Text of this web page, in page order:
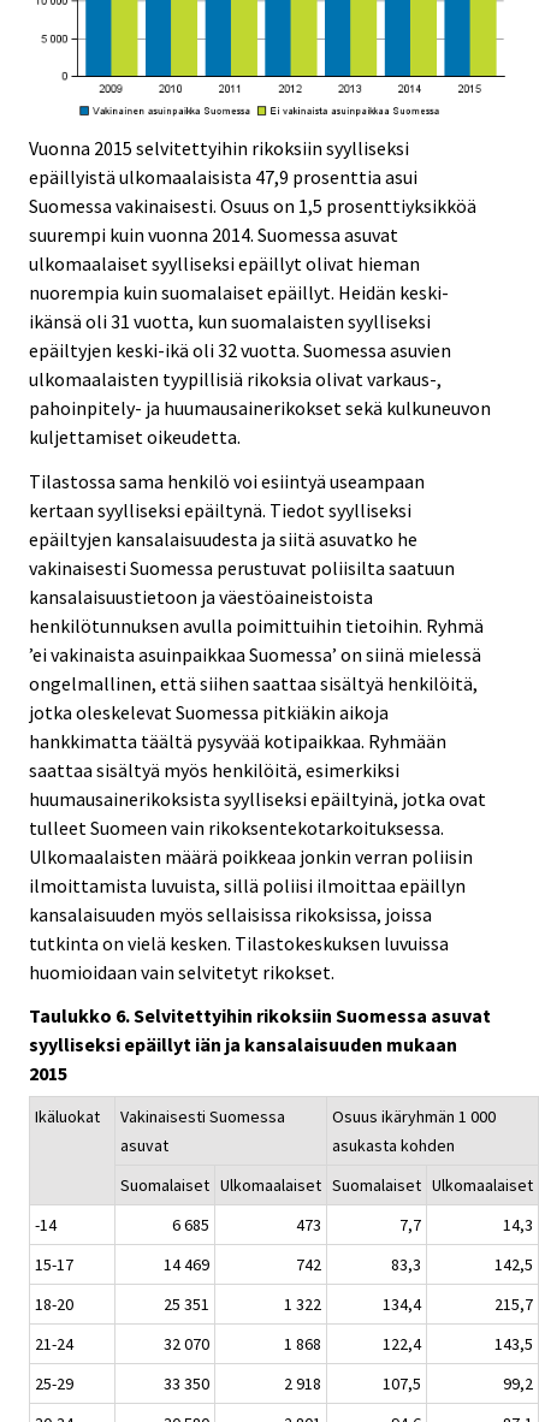
Vuonna 2015 selvitettyihin rikoksiin syylliseksi
epäillyistä ulkomaalaisista 47,9 prosenttia asui
Suomessa vakinaisesti. Osuus on 1,5 prosenttiyksikköä
suurempi kuin vuonna 2014. Suomessa asuvat
ulkomaalaiset syylliseksi epäillyt olivat hieman
nuorempia kuin suomalaiset epäillyt. Heidän keski-
ikänsä oli 31 vuotta, kun suomalaisten syylliseksi
epäiltyjen keski-ikä oli 32 vuotta. Suomessa asuvien
ulkomaalaisten tyypillisiä rikoksia olivat varkaus-,
pahoinpitely- ja huumausainerikokset sekä kulkuneuvon
kuljettamiset oikeudetta.
Tilastossa sama henkilö voi esiintyä useampaan
kertaan syylliseksi epäiltynä. Tiedot syylliseksi
epäiltyjen kansalaisuudesta ja siitä asuvatko he
vakinaisesti Suomessa perustuvat poliisilta saatuun
kansalaisuustietoon ja väestöaineistoista
henkilötunnuksen avulla poimittuihin tietoihin. Ryhmä
’ei vakinaista asuinpaikkaa Suomessa’ on siinä mielessä
ongelmallinen, että siihen saattaa sisältyä henkilöitä,
jotka oleskelevat Suomessa pitkiäkin aikoja
hankkimatta täältä pysyvää kotipaikkaa. Ryhmään
saattaa sisältyä myös henkilöitä, esimerkiksi
huumausainerikoksista syylliseksi epäiltyinä, jotka ovat
tulleet Suomeen vain rikoksentekotarkoituksessa.
Ulkomaalaisten määrä poikkeaa jonkin verran poliisin
ilmoittamista luvuista, sillä poliisi ilmoittaa epäillyn
kansalaisuuden myös sellaisissa rikoksissa, joissa
tutkinta on vielä kesken. Tilastokeskuksen luvuissa
huomioidaan vain selvitetyt rikokset.
Taulukko 6. Selvitettyihin rikoksiin Suomessa asuvat
syylliseksi epäillyt iän ja kansalaisuuden mukaan
2015
Ikäluokat
Vakinaisesti Suomessa
asuvat
Osuus ikäryhmän 1 000
asukasta kohden
Suomalaiset Ulkomaalaiset Suomalaiset Ulkomaalaiset
-14
6 685 473 7,7
14,3
15-17
14 469 742 83,3
142,5
18-20
25 351 1 322 134,4
215,7
21-24
32 070 1 868 122,4
143,5
25-29
33 350 2 918 107,5
99,2